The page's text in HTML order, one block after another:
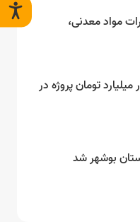
مواد معدنی،
بوشهر: ۲۶۰ هزار میلیارد تومان پروژه در
بوشهر شد